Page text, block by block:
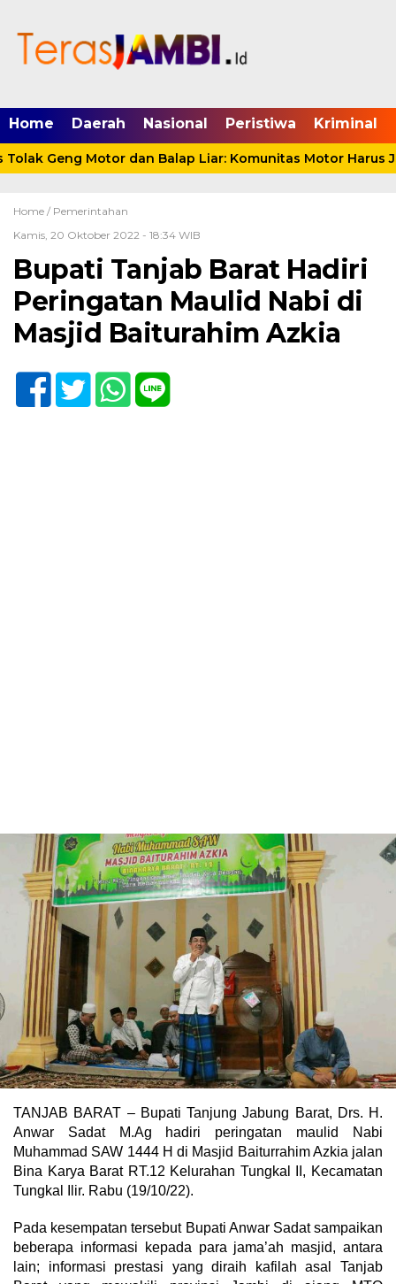
Home Daerah Nasional Peristiwa Kriminal
Geng Motor dan Balap Liar: Komunitas Motor Harus
Home / Pemerintahan
Kamis, 20 Oktober 2022 - 18:34 WIB
Bupati Tanjab Barat Hadiri
Peringatan Maulid Nabi di
Masjid Baiturahim Azkia
TANJAB BARAT – Bupati Tanjung Jabung Barat, Drs. H.
Anwar Sadat M.Ag hadiri peringatan maulid Nabi
Muhammad SAW 1444 H di Masjid Baiturrahim Azkia jalan
Bina Karya Barat RT.12 Kelurahan Tungkal II, Kecamatan
Tungkal Ilir. Rabu (19/10/22).
Pada kesempatan tersebut Bupati Anwar Sadat sampaikan
beberapa informasi kepada para jama’ah masjid, antara
lain; informasi prestasi yang diraih kafilah asal Tanjab